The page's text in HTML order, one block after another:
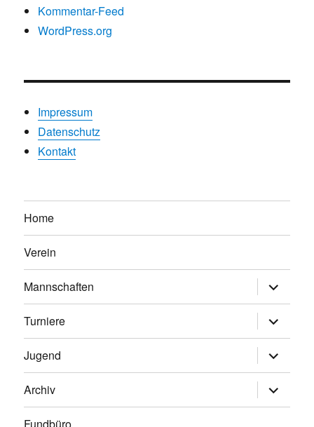
Kommentar-Feed
WordPress.org
Impressum
Datenschutz
Kontakt
Home
Verein
Mannschaften
anzeigen
Turniere
anzeigen
Jugend
anzeigen
Archiv
anzeigen